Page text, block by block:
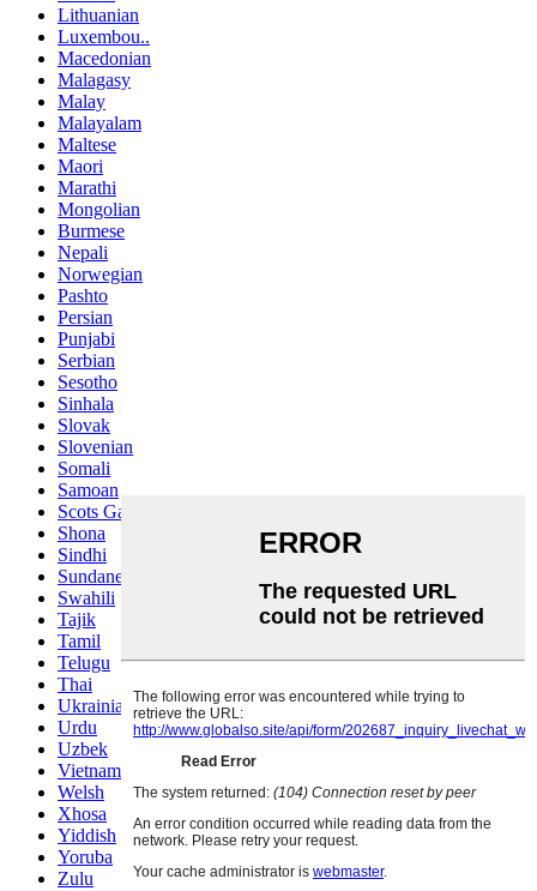
Lithuanian
Luxembou..
Macedonian
Malagasy
Malay
Malayalam
Maltese
Maori
Marathi
Mongolian
Burmese
Nepali
Norwegian
Pashto
Persian
Punjabi
Serbian
Sesotho
Sinhala
Slovak
Slovenian
Somali
Samoan
Scots Gaelic
Shona
Sindhi
Sundanese
Swahili
Tajik
Tamil
Telugu
Thai
Ukrainian
Urdu
Uzbek
Vietnamese
Welsh
Xhosa
Yiddish
Yoruba
Zulu